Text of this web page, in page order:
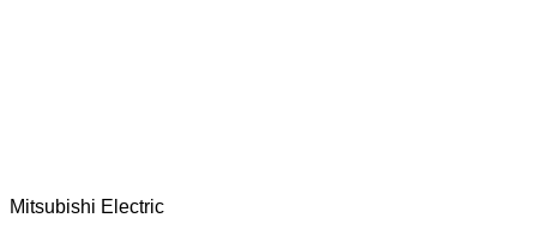
Mitsubishi Electric